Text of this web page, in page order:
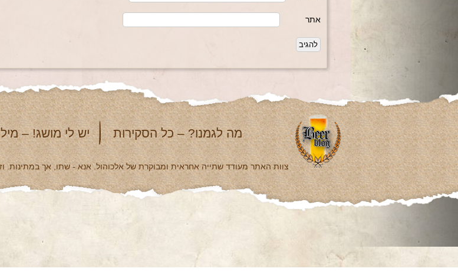
אתר
מה לגמנו? – כל הסקירות יש לי מושג! –
צוות האתר מעודד שתייה אחראית ומבוקרת של אלכוהול. אנא - שתו, אך במתינות.